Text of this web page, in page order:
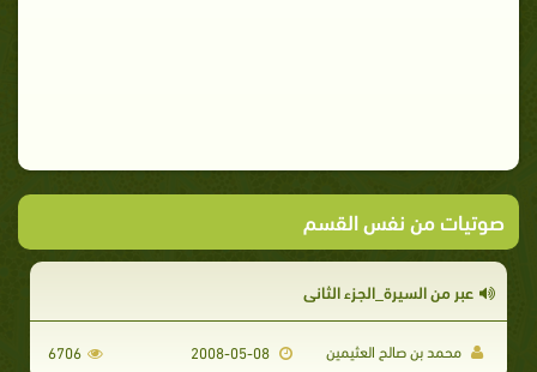
صوتيات من نفس القسم
عبر من السيرة_الجزء الثاني
محمد بن صالح العثيمين 6706